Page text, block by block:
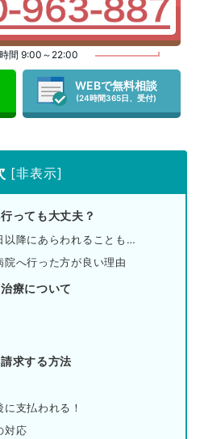
間 9:00～22:00
WEBで無料相談
(24時間365日、受付)
[非表示]
っても大丈夫？
以降にあらわれることも…
院へ行った方が良い理由
療について
求する方法
支払われる！
対応